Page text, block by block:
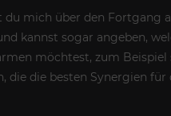
du mich über den Fortgang
kannst sogar angeben,
möchtest, zum Beispiel
die die besten Synergien